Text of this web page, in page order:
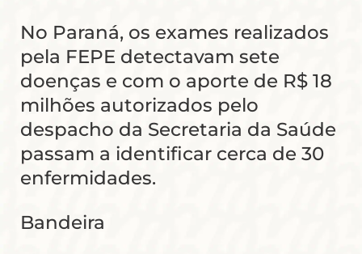
No Paraná, os exames realizados
pela FEPE detectavam sete
doenças e com o aporte de R$ 18
milhões autorizados pelo
despacho da Secretaria da Saúde
passam a identificar cerca de 30
enfermidades.
Bandeira